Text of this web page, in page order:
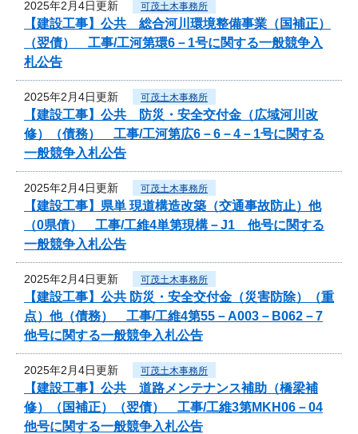
2025年2月4日更新 可茂土木事務所
【建設工事】公共 総合河川環境整備事業（国補正）
（翌債） 工事/工河第環6－1号に関する一般競争入
札公告
2025年2月4日更新 可茂土木事務所
【建設工事】公共 防災・安全交付金（広域河川改
修）（債務） 工事/工河第広6－6－4－1号に関する
一般競争入札公告
2025年2月4日更新 可茂土木事務所
【建設工事】県単 現道構造改築（交通事故防止）他
（0県債） 工事/工維4単第現構－J1 他号に関する
一般競争入札公告
2025年2月4日更新 可茂土木事務所
【建設工事】公共 防災・安全交付金（災害防除）（重
点）他（債務） 工事/工維4第55－A003－B062－7
他号に関する一般競争入札公告
2025年2月4日更新 可茂土木事務所
【建設工事】公共 道路メンテナンス補助（橋梁補
修）（国補正）（翌債） 工事/工維3第MKH06－04
他号に関する一般競争入札公告